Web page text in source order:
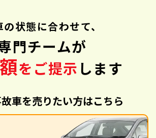
の状態に合わせて、
門チームが
をご提示 します
車を売りたい方はこちら